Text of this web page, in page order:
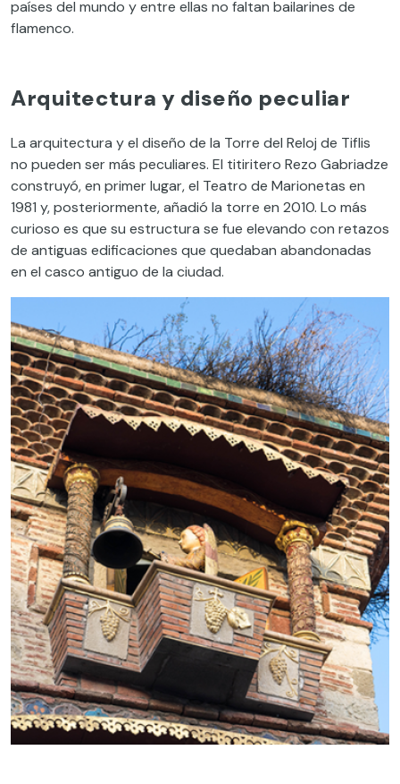
países del mundo y entre ellas no faltan bailarines de
flamenco.
Arquitectura y diseño peculiar
La arquitectura y el diseño de la Torre del Reloj de Tiflis
no pueden ser más peculiares. El titiritero Rezo Gabriadze
construyó, en primer lugar, el Teatro de Marionetas en
1981 y, posteriormente, añadió la torre en 2010. Lo más
curioso es que su estructura se fue elevando con retazos
de antiguas edificaciones que quedaban abandonadas
en el casco antiguo de la ciudad.